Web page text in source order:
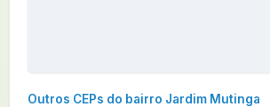
Outros CEPs do bairro Jardim Mutinga